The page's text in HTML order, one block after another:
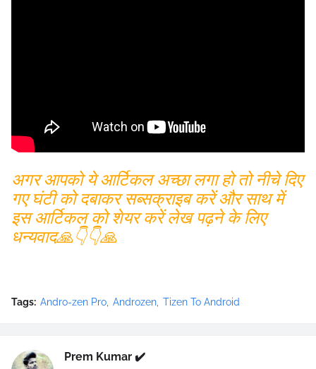
अगर आपको ये आर्टिकल अच्छा लगा हो तो नीचे दिए
गए घंटी को दबाकर सब्सक्राइब करें और साथ में
इस आर्टिकल को शेयर करें लेख पढ़ने के लिए
धन्यवाद🙏👇👇🙏
Tags: Andro-zen Pro Androzen Tizen To Android
Prem Kumar ✔️